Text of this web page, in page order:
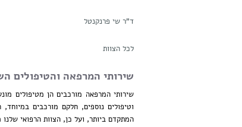
ד"ר שי פרנקנטל
לכל הצוות
שירותי המרפאה והטיפולים
שירותי המרפאה מורכבים הן מטיפולים
וטיפולים נוספים, חלקם מורכבים
המתקדם ביותר, ועל כן, הצוות הרפואי